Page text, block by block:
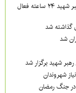
ناوگان حمل‌ونقل عمومی البرز در ایام وداع و تشییع رهبر شهید ۲۴ ساعته فعال
گذاشته شد
شد
شهید برگزار شد
شهروندان
در جنگ رمضان